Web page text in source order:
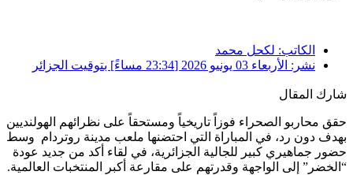
الكاتب: لكحل محمد
نشر: الأربعاء 03 يونيو 2026 [23:34 مساءً] بتوقيت الجزائر
شارك المقال
حقق محاربو الصحراء فوزاً تاريخياً ومستحقاً على نظرائهم الهولنديين
بهدف دون رد، في المباراة التي احتضنها ملعب مدينة روتردام وسط
حضور جماهيري كبير للجالية الجزائرية، في لقاء أكد من جديد عودة
“الخضر” إلى الواجهة وقدرتهم على مقارعة أكبر المنتخبات العالمية.